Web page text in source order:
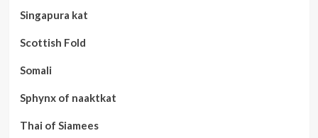
Singapura kat
Scottish Fold
Somali
Sphynx of naaktkat
Thai of Siamees